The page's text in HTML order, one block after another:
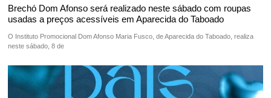
Brechó Dom Afonso será realizado neste sábado com roupas
usadas a preços acessíveis em Aparecida do Taboado
O Instituto Promocional Dom Afonso Maria Fusco, de Aparecida do Taboado, realiza
neste sábado, 8 de